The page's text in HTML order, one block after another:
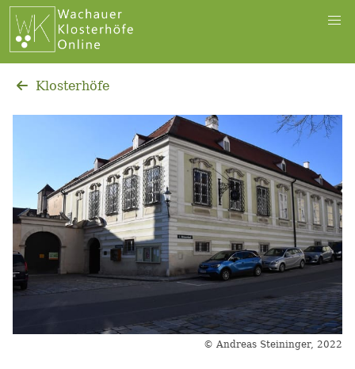
Klosterhöfe
© Andreas Steininger, 2022